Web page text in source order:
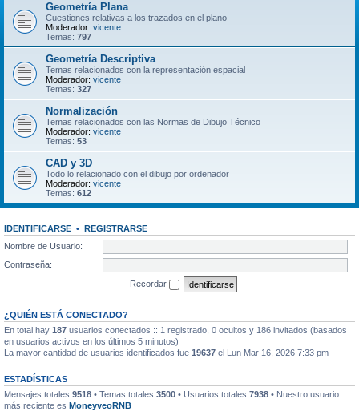
Geometría Plana
Cuestiones relativas a los trazados en el plano
Moderador: vicente
Temas: 797
Geometría Descriptiva
Temas relacionados con la representación espacial
Moderador: vicente
Temas: 327
Normalización
Temas relacionados con las Normas de Dibujo Técnico
Moderador: vicente
Temas: 53
CAD y 3D
Todo lo relacionado con el dibujo por ordenador
Moderador: vicente
Temas: 612
IDENTIFICARSE • REGISTRARSE
Nombre de Usuario:
Contraseña:
Recordar
¿QUIÉN ESTÁ CONECTADO?
En total hay 187 usuarios conectados :: 1 registrado, 0 ocultos y 186 invitados (basados
en usuarios activos en los últimos 5 minutos)
La mayor cantidad de usuarios identificados fue 19637 el Lun Mar 16, 2026 7:33 pm
ESTADÍSTICAS
Mensajes totales 9518 • Temas totales 3500 • Usuarios totales 7938 • Nuestro usuario
más reciente es MoneyveoRNB